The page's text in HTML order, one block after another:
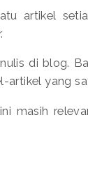
artikel
di blog.
artikel yang
masih